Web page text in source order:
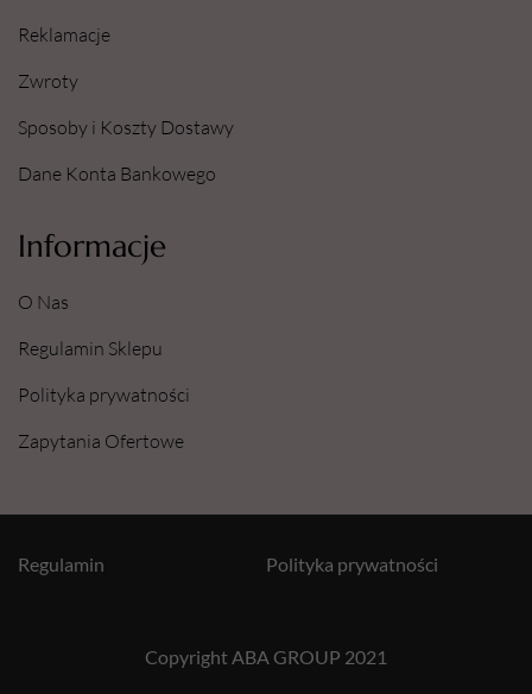
Reklamacje
Zwroty
Sposoby i Koszty Dostawy
Dane Konta Bankowego
Informacje
O Nas
Regulamin Sklepu
Polityka prywatności
Zapytania Ofertowe
Copyright ABA GROUP 2021
Polityka prywatności
Regulamin